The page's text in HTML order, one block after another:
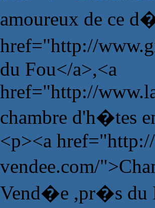
amoureux de ce
href="http://
du Fou</a>,<a
href="http://
chambre d'h�tes
<p><a
vendee.com/
Vend�e ,pr�s du